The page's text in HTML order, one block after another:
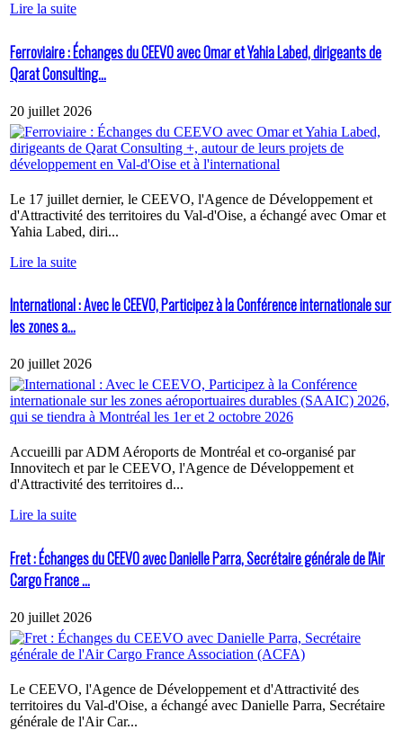
Lire la suite
Ferroviaire : Échanges du CEEVO avec Omar et Yahia Labed, dirigeants de
Qarat Consulting...
20 juillet 2026
Le 17 juillet dernier, le CEEVO, l'Agence de Développement et
d'Attractivité des territoires du Val-d'Oise, a échangé avec Omar et
Yahia Labed, diri...
Lire la suite
International : Avec le CEEVO, Participez à la Conférence internationale sur
les zones a...
20 juillet 2026
Accueilli par ADM Aéroports de Montréal et co-organisé par
Innovitech et par le CEEVO, l'Agence de Développement et
d'Attractivité des territoires d...
Lire la suite
Fret : Échanges du CEEVO avec Danielle Parra, Secrétaire générale de l'Air
Cargo France ...
20 juillet 2026
Le CEEVO, l'Agence de Développement et d'Attractivité des
territoires du Val-d'Oise, a échangé avec Danielle Parra, Secrétaire
générale de l'Air Car...